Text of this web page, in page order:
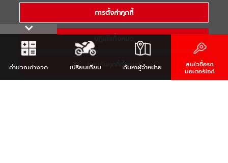
COPYRIGHT 2021 THAI YAMAHA MOTOR CO.,LTD. ALL RIGHTS
RESERVED
คำนวณค่างวด เปรียบเทียบ ค้นหาผู้จำหน่าย สนใจซื้อรถ
มอเตอร์ไซค์
การตั้งค่าคุกกี้
ยอมรับคุกกี้ทั้งหมด